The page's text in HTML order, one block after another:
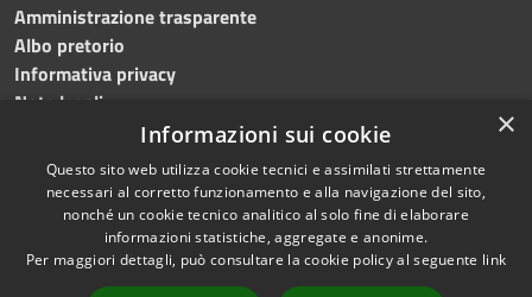
Amministrazione trasparente
Albo pretorio
Informativa privacy
Note legali
Dichiarazione di accessibilità
Accessibilità
Copyright © 2026 • Comune di
Roncade • Powered by
×
Informazioni sui cookie
Questo sito web utilizza cookie tecnici e assimilati strettamente
necessari al corretto funzionamento e alla navigazione del sito,
nonché un cookie tecnico analitico al solo fine di elaborare
informazioni statistiche, aggregate e anonime.
Per maggiori dettagli, può consultare la cookie policy al seguente link